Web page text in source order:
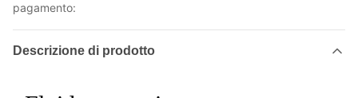
pagamento:
Descrizione di prodotto